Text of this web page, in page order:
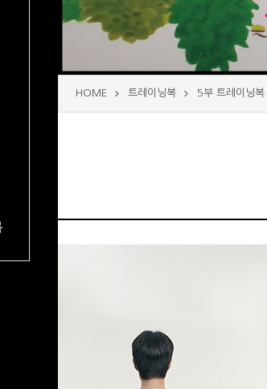
HOME 트레이닝복 5부 트레이닝복